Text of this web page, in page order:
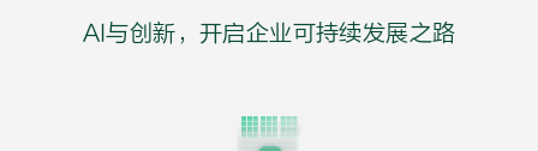
AI与创新，开启企业可持续发展之路